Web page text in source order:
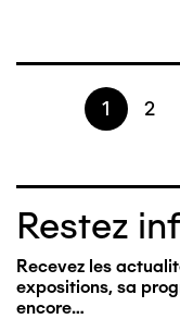
Pagination
Page
1 2
Restez
Recevez les
expositions, sa
encore…